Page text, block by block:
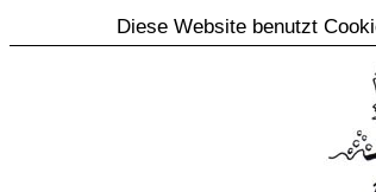
Diese Website benutzt